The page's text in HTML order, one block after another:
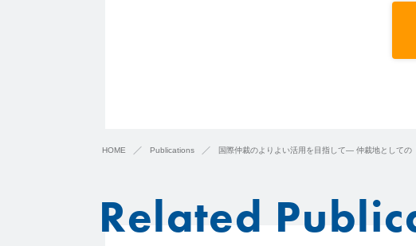
HOME Publications 国際仲裁のよりよい活用を目指して― 仲裁地としての
Related